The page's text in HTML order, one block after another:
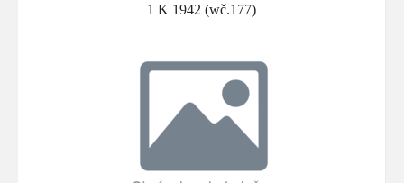
1 K 1942 (wč.177)